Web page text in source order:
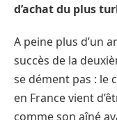
d’achat du plus
A peine plus d’un
succès de la
se dément pas : le
en France vient
comme son aîné